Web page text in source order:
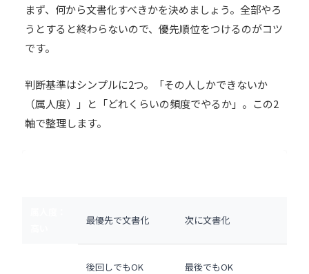
まず、何から文書化すべきかを決めましょう。全部やろ
うとすると終わらないので、優先順位をつけるのがコツ
です。
判断基準はシンプルに2つ。「その人しかできないか
（属人度）」と「どれくらいの頻度でやるか」。この2
軸で整理します。
最優先で文書化 次に文書化
後回しでもOK 最後でもOK